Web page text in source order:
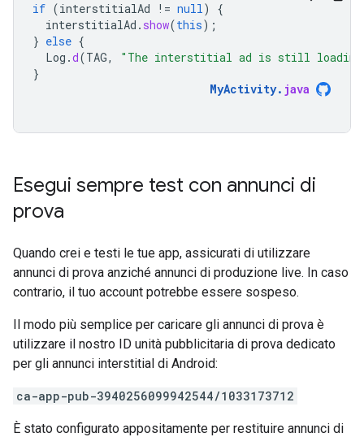
if (interstitialAd != null)
{
interstitialAd . show(this);
} else {
Log .d(TAG,
"The interstitial ad is still
}
MyActivity. java
Esegui sempre test con annunci di
prova
Quando crei e testi le tue app, assicurati di utilizzare
annunci di prova anziché annunci di produzione live. In caso
contrario, il tuo account potrebbe essere sospeso.
Il modo più semplice per caricare gli annunci di prova è
utilizzare il nostro ID unità pubblicitaria di prova dedicato
per gli annunci interstitial di Android:
ca-app-pub-3940256099942544/1033173712
È stato configurato appositamente per restituire annunci di